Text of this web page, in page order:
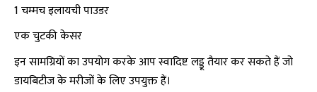
1 चम्मच इलायची पाउडर
एक चुटकी केसर
इन सामग्रियों का उपयोग करके आप स्वादिष्ट लड्डू तैयार कर सकते हैं जो
डायबिटीज के मरीजों के लिए उपयुक्त हैं।